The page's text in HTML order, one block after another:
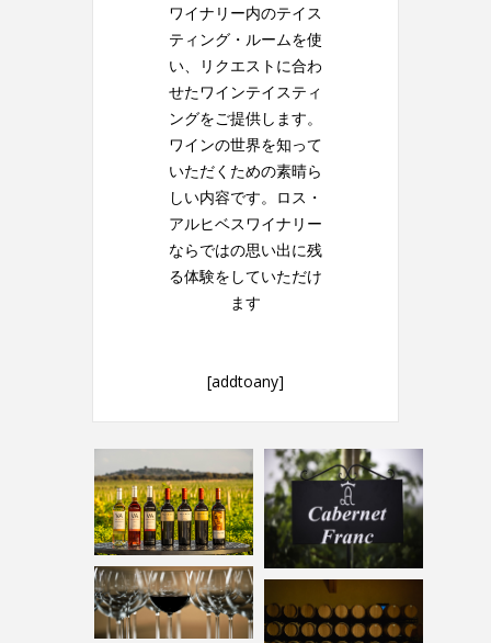
ワイナリー内のテイス
ティング・ルームを使
い、リクエストに合わ
せたワインテイスティ
ングをご提供します。
ワインの世界を知って
いただくための素晴ら
しい内容です。ロス・
アルヒベスワイナリー
ならではの思い出に残
る体験をしていただけ
ます
[addtoany]